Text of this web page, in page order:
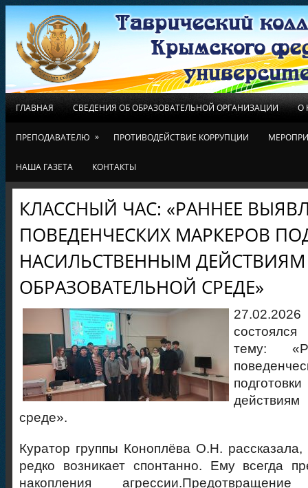
ГЛАВНАЯ СВЕДЕНИЯ ОБ ОБРАЗОВАТЕЛЬНОЙ ОРГАНИЗАЦИИ О
ПРЕПОДАВАТЕЛЮ » ПРОТИВОДЕЙСТВИЕ КОРРУПЦИИ
НАША ГАЗЕТА КОНТАКТЫ
КЛАССНЫЙ ЧАС: «РАННЕЕ
ПОВЕДЕНЧЕСКИХ МАРКЕРОВ
НАСИЛЬСТВЕННЫМ
ОБРАЗОВАТЕЛЬНОЙ СРЕДЕ»
27.02.2026
тему:
действиям
среде».
Куратор группы Коноплёва О.Н.
редко возникает спонтанно. Ему всегда
накопления агрессии.